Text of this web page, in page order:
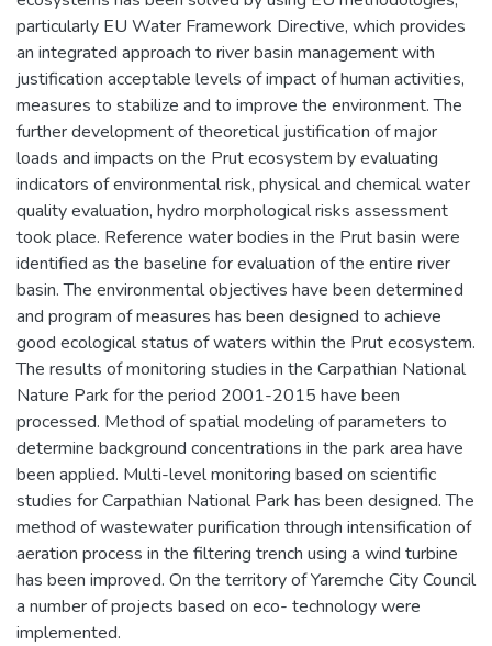
particularly EU Water Framework Directive, which provides
an integrated approach to river basin management with
justification acceptable levels of impact of human activities,
measures to stabilize and to improve the environment. The
further development of theoretical justification of major
loads and impacts on the Prut ecosystem by evaluating
indicators of environmental risk, physical and chemical water
quality evaluation, hydro morphological risks assessment
took place. Reference water bodies in the Prut basin were
identified as the baseline for evaluation of the entire river
basin. The environmental objectives have been determined
and program of measures has been designed to achieve
good ecological status of waters within the Prut ecosystem.
The results of monitoring studies in the Carpathian National
Nature Park for the period 2001-2015 have been
processed. Method of spatial modeling of parameters to
determine background concentrations in the park area have
been applied. Multi-level monitoring based on scientific
studies for Carpathian National Park has been designed. The
method of wastewater purification through intensification of
aeration process in the filtering trench using a wind turbine
has been improved. On the territory of Yaremche City Council
a number of projects based on eco- technology were
implemented.